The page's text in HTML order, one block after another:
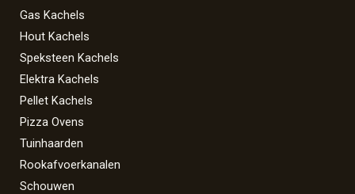
Gas Kachels
Hout Kachels
Speksteen Kachels
Elektra Kachels
Pellet Kachels
Pizza Ovens
Tuinhaarden
Rookafvoerkanalen
Schouwen